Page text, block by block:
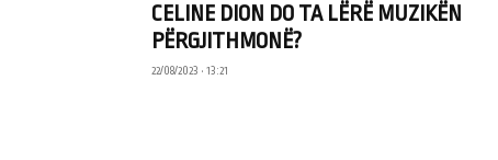
CELINE DION DO TA LËRË MUZIKËN
PËRGJITHMONË?
22/08/2023 • 13:21